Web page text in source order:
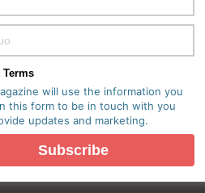
για την επόμενη φορά που θα
Terms
will use the information you
this form to be in touch with you
updates and marketing.